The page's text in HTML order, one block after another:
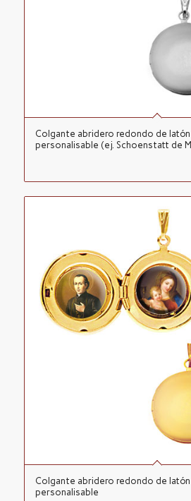
Colgante abridero redondo de
personalisable (ej. Schoenstatt de
Colgante abridero redondo de
personalisable